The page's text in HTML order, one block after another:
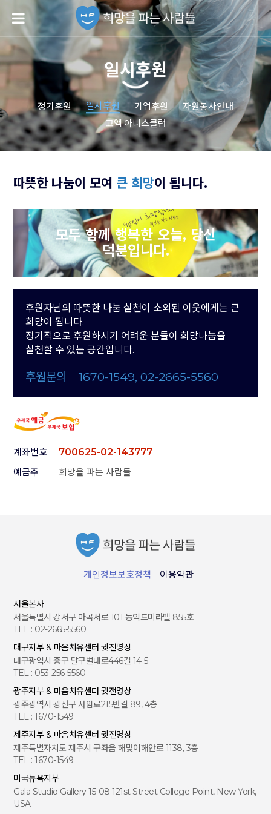
일시후원
정기후원 일시후원 기업후원
자원봉사안내
고액·아너스클럽
따뜻한 나눔이 모여 큰 희망이 됩니다.
모두 함께 행복한 오늘, 당신
덕분입니다.
후원자님의 따뜻한 나눔 실천이 소외된 이웃에게는 큰
희망이 됩니다.
정기적으로 후원하시기 어려운 분들이 희망나눔을
실천할 수 있는 공간입니다.
후원문의 1670-1549, 02-2665-5560
계좌번호
700625-02-143777
예금주
희망을 파는 사람들
개인정보보호정책 이용약관
서울본사
서울특별시 강서구 마곡서로 101 동익드미라벨 855호
TEL : 02-2665-5560
대구지부 & 마음치유센터 귓전명상
대구광역시 중구 달구벌대로446길 14-5
TEL : 053-256-5560
광주지부 & 마음치유센터 귓전명상
광주광역시 광산구 사암로215번길 89, 4층
TEL : 1670-1549
제주지부 & 마음치유센터 귓전명상
제주특별자치도 제주시 구좌읍 해맞이해안로 1138, 3층
TEL : 1670-1549
미국뉴욕지부
Gala Studio Gallery 15-08 121st Street College Point, New York,
USA